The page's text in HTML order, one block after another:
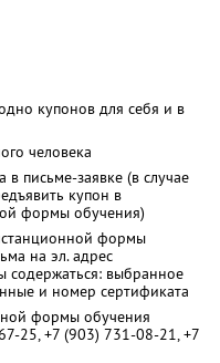
купонов для себя и в
человека
письме-заявке (в случае
купон в
формы обучения)
формы
на эл. адрес
содержаться: выбранное
и номер сертификата
формы обучения
25, +7 (903) 731-08-21, +7